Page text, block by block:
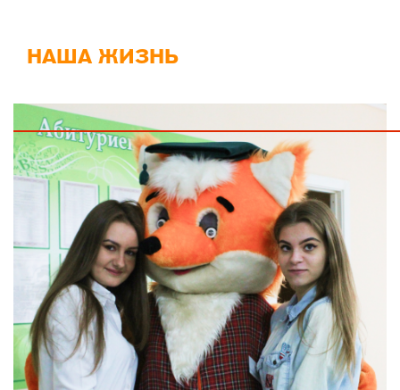
НАША ЖИЗНЬ